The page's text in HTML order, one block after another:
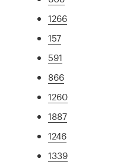
1266
157
591
866
1260
1887
1246
1339